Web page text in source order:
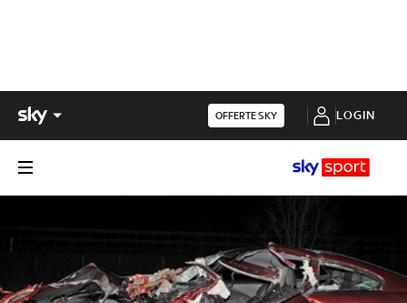
OFFERTE SKY LOGIN